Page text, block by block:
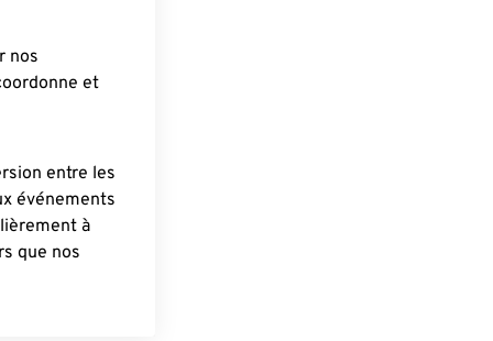
nos
et
entre les
événements
à
que nos